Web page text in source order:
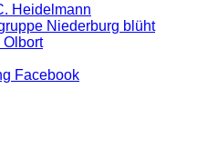
Heidelmann
Niederburg blüht
Olbort
Facebook